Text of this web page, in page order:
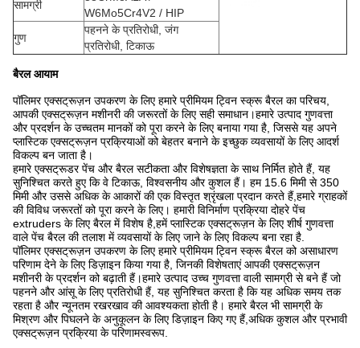
सामग्री
W6Mo5Cr4V2 / HIP
गुण
पहनने के प्रतिरोधी, जंग
प्रतिरोधी, टिकाऊ
बैरल आयाम
पॉलिमर एक्सट्रूज़न उपकरण के लिए हमारे प्रीमियम ट्विन स्क्रू बैरल का परिचय,
आपकी एक्सट्रूज़न मशीनरी की जरूरतों के लिए सही समाधान।हमारे उत्पाद गुणवत्ता
और प्रदर्शन के उच्चतम मानकों को पूरा करने के लिए बनाया गया है, जिससे यह अपने
प्लास्टिक एक्सट्रूज़न प्रक्रियाओं को बेहतर बनाने के इच्छुक व्यवसायों के लिए आदर्श
विकल्प बन जाता है।
हमारे एक्सट्रूडर पेंच और बैरल सटीकता और विशेषज्ञता के साथ निर्मित होते हैं, यह
सुनिश्चित करते हुए कि वे टिकाऊ, विश्वसनीय और कुशल हैं। हम 15.6 मिमी से 350
मिमी और उससे अधिक के आकारों की एक विस्तृत श्रृंखला प्रदान करते हैं,हमारे ग्राहकों
की विविध जरूरतों को पूरा करने के लिए। हमारी विनिर्माण प्रक्रिया दोहरे पेंच
extruders के लिए बैरल में विशेष है,हमें प्लास्टिक एक्सट्रूज़न के लिए शीर्ष गुणवत्ता
वाले पेंच बैरल की तलाश में व्यवसायों के लिए जाने के लिए विकल्प बना रहा है.
पॉलिमर एक्सट्रूज़न उपकरण के लिए हमारे प्रीमियम ट्विन स्क्रू बैरल को असाधारण
परिणाम देने के लिए डिज़ाइन किया गया है, जिनकी विशेषताएं आपकी एक्सट्रूज़न
मशीनरी के प्रदर्शन को बढ़ाती हैं।हमारे उत्पाद उच्च गुणवत्ता वाली सामग्री से बने हैं जो
पहनने और आंसू के लिए प्रतिरोधी हैं, यह सुनिश्चित करता है कि यह अधिक समय तक
रहता है और न्यूनतम रखरखाव की आवश्यकता होती है। हमारे बैरल भी सामग्री के
मिश्रण और पिघलने के अनुकूलन के लिए डिज़ाइन किए गए हैं,अधिक कुशल और प्रभावी
एक्सट्रूज़न प्रक्रिया के परिणामस्वरूप.